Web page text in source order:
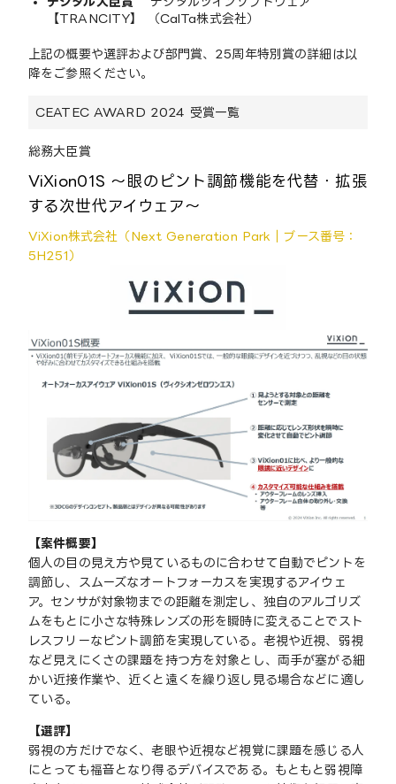
【TRANCITY】 （CalTa株式会社）
上記の概要や選評および部門賞、25周年特別賞の詳細は以
降をご参照ください。
CEATEC AWARD 2024 受賞一覧
総務大臣賞
ViXion01S ～眼のピント調節機能を代替・拡張
する次世代アイウェア～
ViXion株式会社（Next Generation Park｜ブース番号：
5H251）
【案件概要】
個人の目の見え方や見ているものに合わせて自動でピントを
調節し、スムーズなオートフォーカスを実現するアイウェ
ア。センサが対象物までの距離を測定し、独自のアルゴリズ
ムをもとに小さな特殊レンズの形を瞬時に変えることでスト
レスフリーなピント調節を実現している。老視や近視、弱視
など見えにくさの課題を持つ方を対象とし、両手が塞がる細
かい近接作業や、近くと遠くを繰り返し見る場合などに適し
ている。
【選評】
弱視の方だけでなく、老眼や近視など視覚に課題を感じる人
にとっても福音となり得るデバイスである。もともと弱視障